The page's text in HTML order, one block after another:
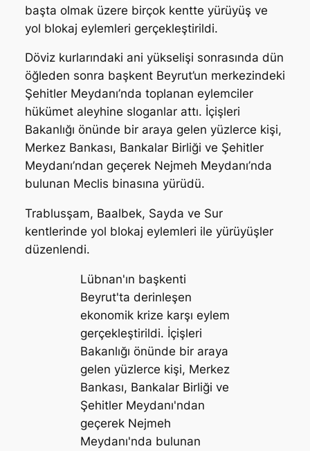
başta olmak üzere birçok kentte yürüyüş ve
yol blokaj eylemleri gerçekleştirildi.
Döviz kurlarındaki ani yükselişi sonrasında dün
öğleden sonra başkent Beyrut’un merkezindeki
Şehitler Meydanı’nda toplanan eylemciler
hükümet aleyhine sloganlar attı. İçişleri
Bakanlığı önünde bir araya gelen yüzlerce kişi,
Merkez Bankası, Bankalar Birliği ve Şehitler
Meydanı’ndan geçerek Nejmeh Meydanı’nda
bulunan Meclis binasına yürüdü.
Trablusşam, Baalbek, Sayda ve Sur
kentlerinde yol blokaj eylemleri ile yürüyüşler
düzenlendi.
Lübnan'ın başkenti
Beyrut'ta derinleşen
ekonomik krize karşı eylem
gerçekleştirildi. İçişleri
Bakanlığı önünde bir araya
gelen yüzlerce kişi, Merkez
Bankası, Bankalar Birliği ve
Şehitler Meydanı'ndan
geçerek Nejmeh
Meydanı'nda bulunan